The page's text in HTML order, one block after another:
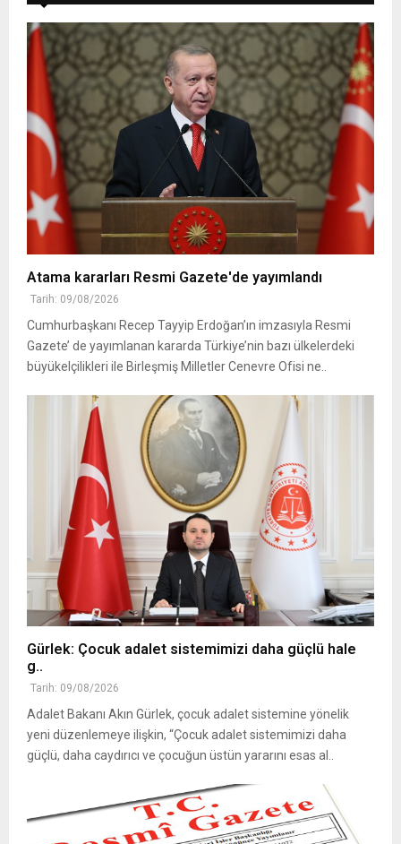
Atama kararları Resmi Gazete'de yayımlandı
Tarih: 09/08/2026
Cumhurbaşkanı Recep Tayyip Erdoğan’ın imzasıyla Resmi
Gazete’ de yayımlanan kararda Türkiye’nin bazı ülkelerdeki
büyükelçilikleri ile Birleşmiş Milletler Cenevre Ofisi ne..
Gürlek: Çocuk adalet sistemimizi daha güçlü hale
g..
Tarih: 09/08/2026
Adalet Bakanı Akın Gürlek, çocuk adalet sistemine yönelik
yeni düzenlemeye ilişkin, “Çocuk adalet sistemimizi daha
güçlü, daha caydırıcı ve çocuğun üstün yararını esas al..